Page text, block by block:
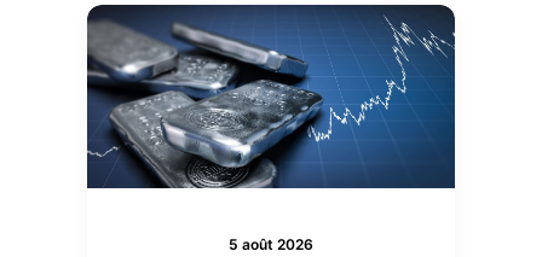
5 août 2026